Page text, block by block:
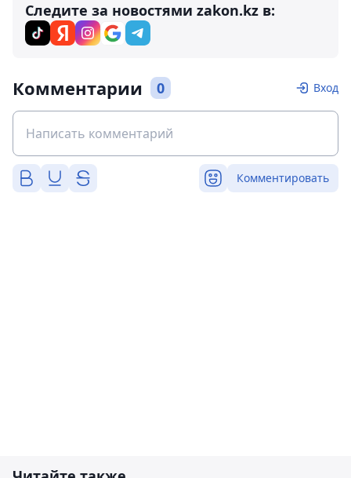
Следите за новостями zakon.kz в:
Комментарии 0 Вход
Комментировать